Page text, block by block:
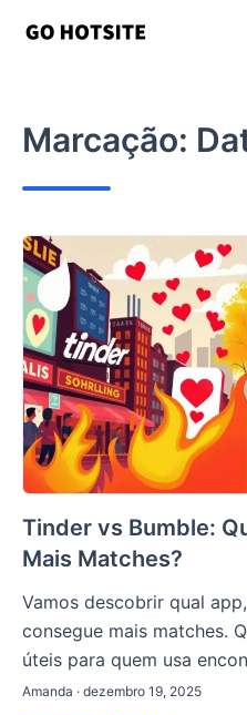
Marcação:
Tinder vs Bumble:
Mais Matches?
Vamos descobrir qual
consegue mais matches.
úteis para quem usa
Amanda · dezembro 19, 2025